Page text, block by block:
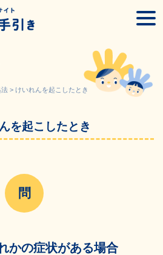
法 > けいれんを起こしたとき
を起こしたとき
かの症状がある場合